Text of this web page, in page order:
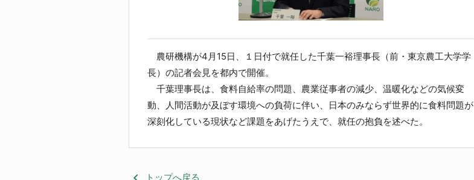
農研機構が4月15日、１日付で就任した千葉一裕理事長（前・東京農工大学学
長）の記者会見を都内で開催。
千葉理事長は、食料自給率の問題、農業従事者の減少、温暖化などの気候変
動、人間活動が及ぼす環境への負荷に伴い、日本のみならず世界的に食料問題が
深刻化している現状など課題をあげたうえで、就任の抱負を述べた。
トップへ戻る